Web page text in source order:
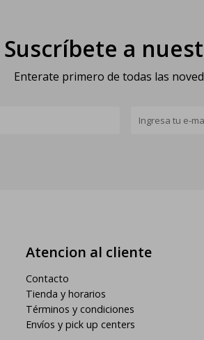
Suscríbete a
Enterate primero de todas las
Atencion al cliente
Contacto
Tienda y horarios
Términos y condiciones
Envíos y pick up centers